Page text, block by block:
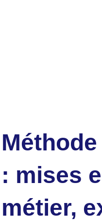
: mises
métier,